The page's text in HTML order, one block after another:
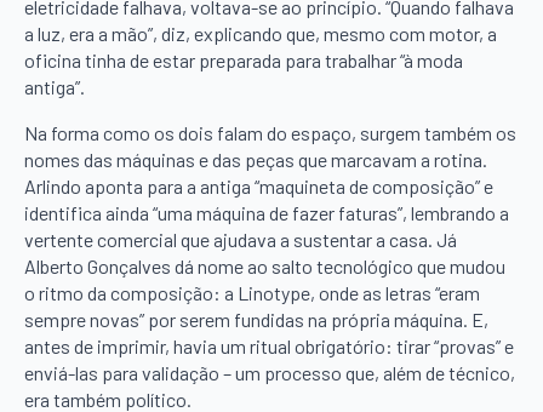
eletricidade falhava, voltava-se ao princípio. “Quando falhava
a luz, era a mão”, diz, explicando que, mesmo com motor, a
oficina tinha de estar preparada para trabalhar “à moda
antiga”.
Na forma como os dois falam do espaço, surgem também os
nomes das máquinas e das peças que marcavam a rotina.
Arlindo aponta para a antiga “maquineta de composição” e
identifica ainda “uma máquina de fazer faturas”, lembrando a
vertente comercial que ajudava a sustentar a casa. Já
Alberto Gonçalves dá nome ao salto tecnológico que mudou
o ritmo da composição: a Linotype, onde as letras “eram
sempre novas” por serem fundidas na própria máquina. E,
antes de imprimir, havia um ritual obrigatório: tirar “provas” e
enviá-las para validação – um processo que, além de técnico,
era também político.